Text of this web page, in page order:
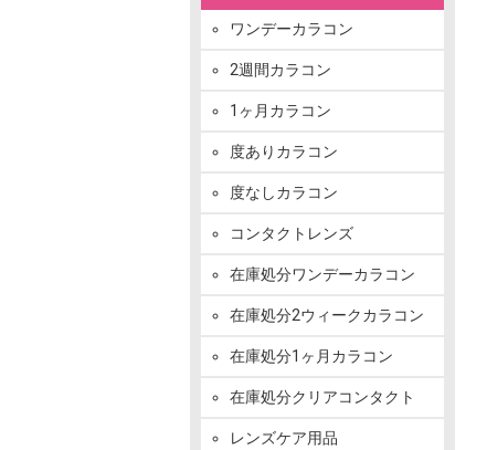
ワンデーカラコン
2週間カラコン
1ヶ月カラコン
度ありカラコン
度なしカラコン
コンタクトレンズ
在庫処分ワンデーカラコン
在庫処分2ウィークカラコン
在庫処分1ヶ月カラコン
在庫処分クリアコンタクト
レンズケア用品